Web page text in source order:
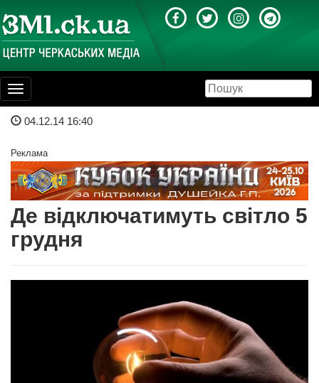
Toggle
navigation
04.12.14 16:40
Реклама
Де відключатимуть світло 5
грудня